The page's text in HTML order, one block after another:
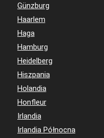
Günzburg
Haarlem
Haga
Hamburg
Heidelberg
Hiszpania
Holandia
Honfleur
Irlandia
Irlandia Północna